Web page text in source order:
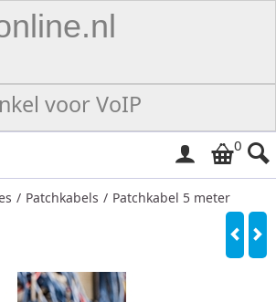
voor VoIP
0
/ Patchkabels / Patchkabel 5 meter